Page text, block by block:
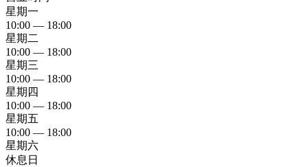
星期一
10:00 — 18:00
星期二
10:00 — 18:00
星期三
10:00 — 18:00
星期四
10:00 — 18:00
星期五
10:00 — 18:00
星期六
休息日